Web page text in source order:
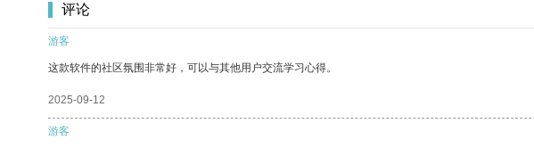
评论
游客
这款软件的社区氛围非常好，可以与其他用户交流学习心得。
2025-09-12
游客